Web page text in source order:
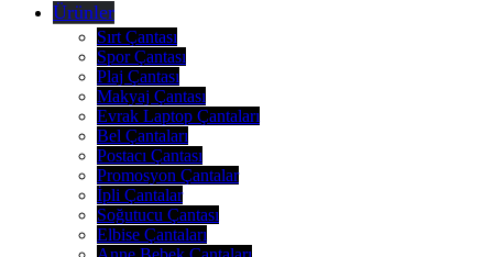
Ürünler
Sırt Çantası
Spor Çantası
Plaj Çantası
Makyaj Çantası
Evrak Laptop Çantaları
Bel Çantaları
Postacı Çantası
Promosyon Çantalar
İpli Çantalar
Soğutucu Çantası
Elbise Çantaları